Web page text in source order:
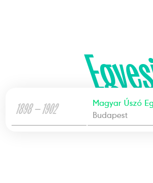
1898 — 1902
Magyar Úszó
Budapest